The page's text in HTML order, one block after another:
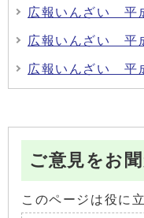
広報いんざい 平
広報いんざい 平
広報いんざい 平
ご意見をお
このページは役に